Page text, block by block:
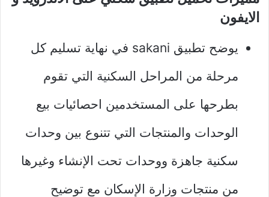
الايفون
يوضح تطبيق sakani في نهاية تسليم كل
مرحلة من المراحل السكنية التي تقوم
بطرحها على المستخدمين احصائيات بيع
الوحدات والمنتجات التي تتنوع بين وحدات
سكنية جاهزة ووحدات تحت الإنشاء وغيرها
من منتجات وزارة الإسكان مع توضيح